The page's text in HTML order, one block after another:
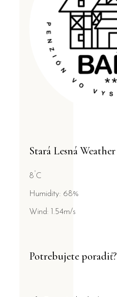
Stará Lesná Weather
8°C
Humidity: 68%
Wind: 1.54m/s
Potrebujete poradiť?